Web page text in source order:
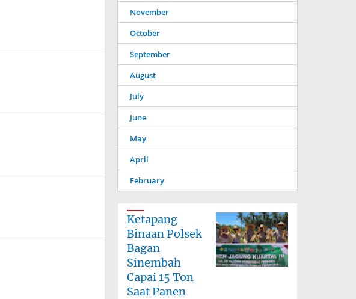
November
October
September
August
July
June
May
April
February
Ketapang
Binaan Polsek
Bagan
Sinembah
Capai 15 Ton
Saat Panen